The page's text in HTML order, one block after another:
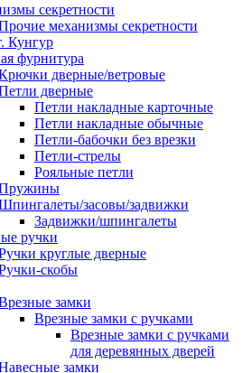
секретности
механизмы секретности
Кунгур
фурнитура
дверные/ветровые
дверные
Петли накладные карточные
Петли накладные обычные
Петли-бабочки без врезки
Петли-стрелы
Рояльные петли
засовы/задвижки
Задвижки/шпингалеты
ручки
круглые дверные
скобы
замки
Врезные замки с ручками
Врезные замки с ручками
для деревянных дверей
замки